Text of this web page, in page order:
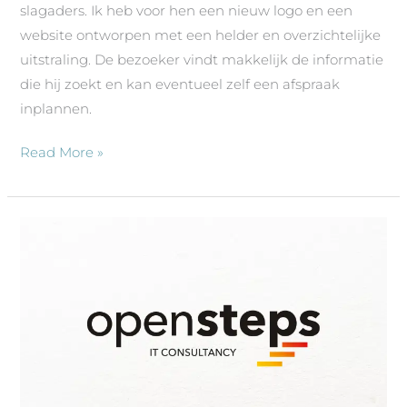
slagaders. Ik heb voor hen een nieuw logo en een
website ontworpen met een helder en overzichtelijke
uitstraling. De bezoeker vindt makkelijk de informatie
die hij zoekt en kan eventueel zelf een afspraak
inplannen.
Read More »